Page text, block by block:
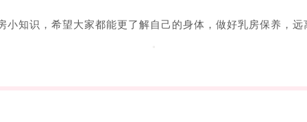
知识，希望大家都能更了解自己的身体，做好乳房保养，远